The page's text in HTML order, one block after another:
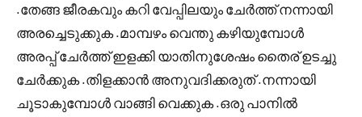
.തേങ്ങ ജീരകവും കറി വേപ്പിലയും ചേര്‍ത്ത് നന്നായി
അരച്ചെടുക്കുക .മാമ്പഴം വെന്തു കഴിയുമ്പോള്‍
അരപ്പ് ചേര്‍ത്ത് ഇളക്കി യാതിനുശേഷം തൈര് ഉടച്ചു
ചേര്‍ക്കുക .തിളക്കാന്‍ അനുവദിക്കരുത് .നന്നായി
ചൂടാകുമ്പോള്‍ വാങ്ങി വെക്കുക .ഒരു പാനില്‍